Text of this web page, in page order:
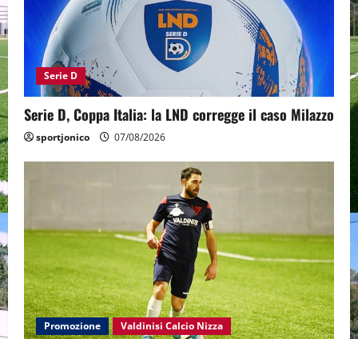
Serie D
Serie D, Coppa Italia: la LND corregge il caso Milazzo
sportjonico 07/08/2026
Promozione Valdinisi Calcio Nizza